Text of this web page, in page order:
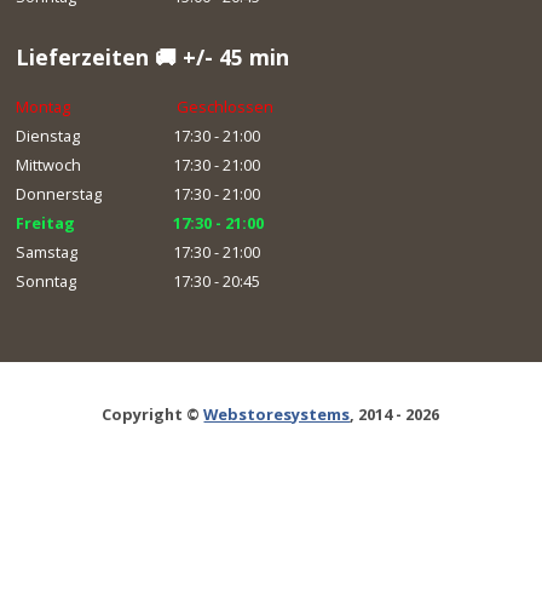
Lieferzeiten 🚚 +/- 45 min
Montag
Geschlossen
Dienstag
17:30 - 21:00
Mittwoch
17:30 - 21:00
Donnerstag
17:30 - 21:00
Freitag
17:30 - 21:00
Samstag
17:30 - 21:00
Sonntag
17:30 - 20:45
Copyright ©Webstoresystems, 2014 - 2026